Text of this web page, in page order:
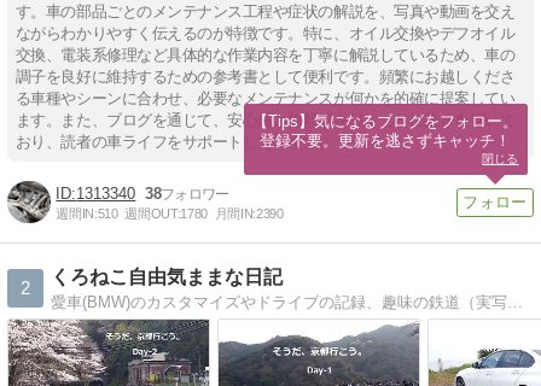
す。車の部品ごとのメンテナンス工程や症状の解説を、写真や動画を交え
ながらわかりやすく伝えるのが特徴です。特に、オイル交換やデフオイル
交換、電装系修理など具体的な作業内容を丁寧に解説しているため、車の
調子を良好に維持するための参考書として便利です。頻繁にお越しくださ
る車種やシーンに合わせ、必要なメンテナンスが何かを的確に提案してい
ます。また、ブログを通じて、安心感と信頼感を築くことに重きを置いて
おり、読者の車ライフをサポートしています。
1313340 38
週間IN:510 週間OUT:1780 月間IN:2390
2
くろねこ自由気ままな日記
愛車(BMW)のカスタマイズやドライブの記録、趣味の鉄道（実写・模型）も気ままにつづります。また、PCやネットワークなどの情報もときどき投稿します。どうぞ、よろしくお願いします。
【Tips】気になるブログをフォロー。
登録不要。更新を逃さずキャッチ！
閉じる